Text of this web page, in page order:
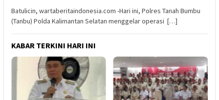
Batulicin, wartaberitaindonesia.com -Hari ini, Polres Tanah Bumbu
(Tanbu) Polda Kalimantan Selatan menggelar operasi […]
KABAR TERKINI HARI INI